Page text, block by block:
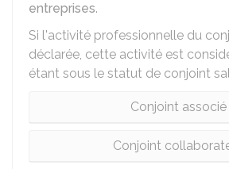
entreprises.
Si l'activité professionnelle du
déclarée, cette activité est
étant sous le statut de conjoint
Conjoint associé
Conjoint